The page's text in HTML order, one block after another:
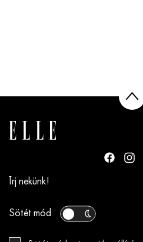
Írj nekünk!
Sötét mód